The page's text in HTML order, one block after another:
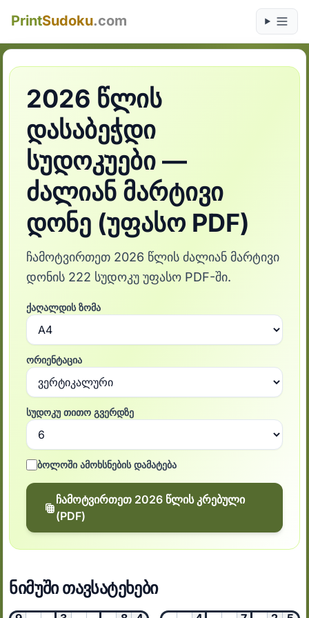
PrintSudoku.com
2026 წლის
დასაბეჭდი
სუდოკუები —
ძალიან მარტივი
დონე (უფასო PDF)
ჩამოტვირთეთ 2026 წლის ძალიან მარტივი
დონის 222 სუდოკუ უფასო PDF-ში.
ქაღალდის ზომა
ორიენტაცია
სუდოკუ თითო გვერდზე
ბოლოში ამოხსნების დამატება
ჩამოტვირთეთ 2026 წლის კრებული
(PDF)
ნიმუში თავსატეხები